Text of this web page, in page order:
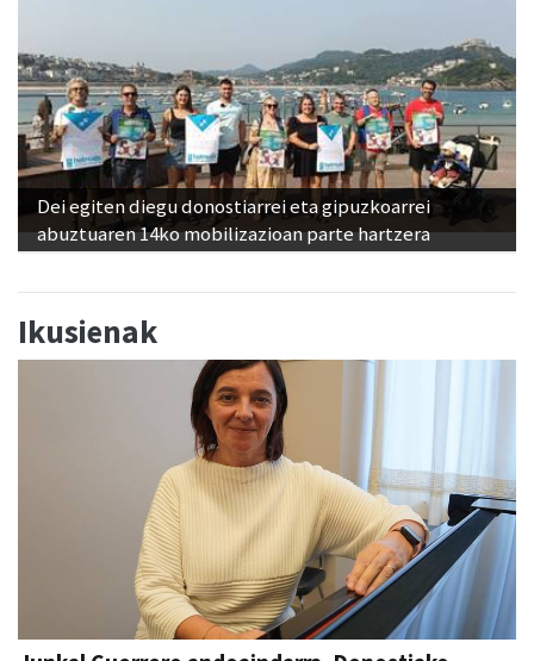
Dei egiten diegu donostiarrei eta gipuzkoarrei
abuztuaren 14ko mobilizazioan parte hartzera
Ikusienak